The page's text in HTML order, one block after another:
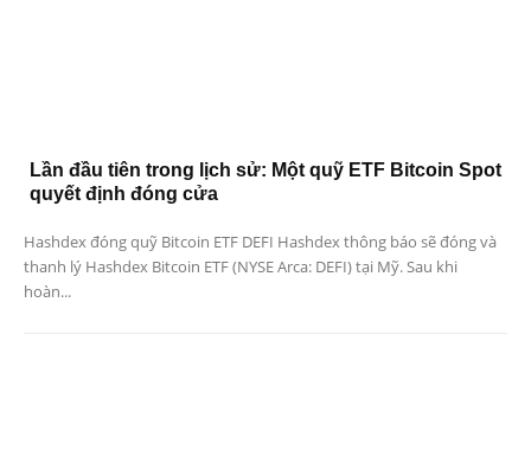
Lần đầu tiên trong lịch sử: Một quỹ ETF Bitcoin Spot
quyết định đóng cửa
Hashdex đóng quỹ Bitcoin ETF DEFI Hashdex thông báo sẽ đóng và
thanh lý Hashdex Bitcoin ETF (NYSE Arca: DEFI) tại Mỹ. Sau khi
hoàn...